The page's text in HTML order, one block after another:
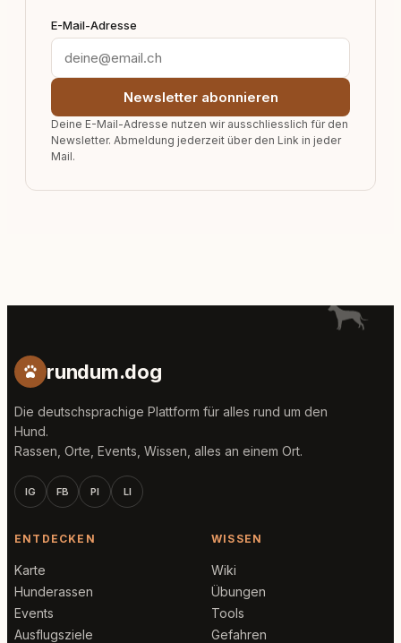
E-Mail-Adresse
Newsletter abonnieren
Deine E-Mail-Adresse nutzen wir ausschliesslich für den
Newsletter. Abmeldung jederzeit über den Link in jeder
Mail.
rundum.dog
Die deutschsprachige Plattform für alles rund um den
Hund.
Rassen, Orte, Events, Wissen, alles an einem Ort.
IG FB PI LI
ENTDECKEN
Karte
Hunderassen
Events
Ausflugsziele
WISSEN
Wiki
Übungen
Tools
Gefahren